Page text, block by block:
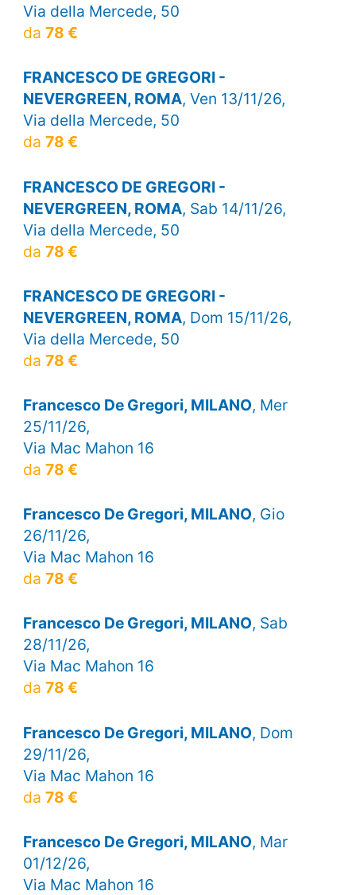
Via della Mercede, 50
da 78 €
FRANCESCO DE GREGORI -
NEVERGREEN, ROMA, Ven 13/11/26,
Via della Mercede, 50
da 78 €
FRANCESCO DE GREGORI -
NEVERGREEN, ROMA, Sab 14/11/26,
Via della Mercede, 50
da 78 €
FRANCESCO DE GREGORI -
NEVERGREEN, ROMA, Dom 15/11/26,
Via della Mercede, 50
da 78 €
Francesco De Gregori, MILANO, Mer
25/11/26,
Via Mac Mahon 16
da 78 €
Francesco De Gregori, MILANO, Gio
26/11/26,
Via Mac Mahon 16
da 78 €
Francesco De Gregori, MILANO, Sab
28/11/26,
Via Mac Mahon 16
da 78 €
Francesco De Gregori, MILANO, Dom
29/11/26,
Via Mac Mahon 16
da 78 €
Francesco De Gregori, MILANO, Mar
01/12/26,
Via Mac Mahon 16